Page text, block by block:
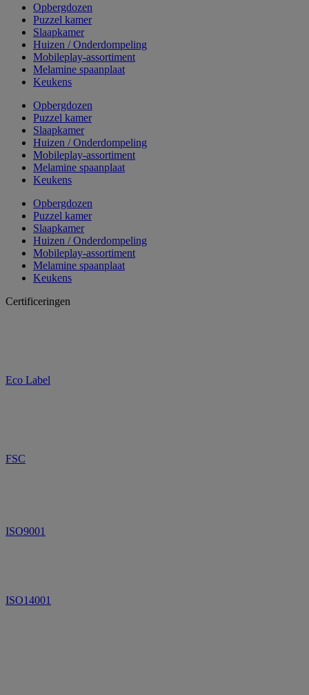
Opbergdozen
Puzzel kamer
Slaapkamer
Huizen / Onderdompeling
Mobileplay-assortiment
Melamine spaanplaat
Keukens
Opbergdozen
Puzzel kamer
Slaapkamer
Huizen / Onderdompeling
Mobileplay-assortiment
Melamine spaanplaat
Keukens
Opbergdozen
Puzzel kamer
Slaapkamer
Huizen / Onderdompeling
Mobileplay-assortiment
Melamine spaanplaat
Keukens
Certificeringen
Eco Label
FSC
ISO9001
ISO14001